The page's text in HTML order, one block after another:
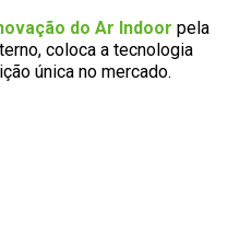
do Ar Indoor pela
coloca a tecnologia
única no mercado.